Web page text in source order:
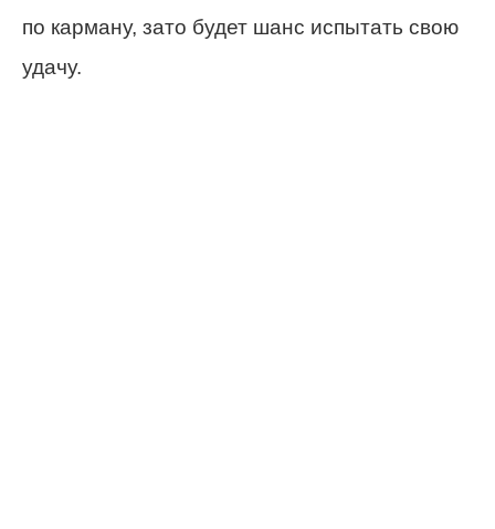
по карману, зато будет шанс испытать свою
удачу.